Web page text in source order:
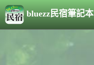
bluezz民宿筆記本